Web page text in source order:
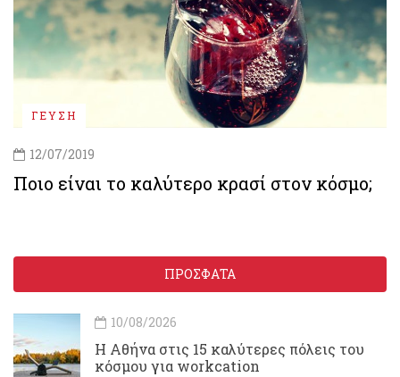
ΓΕΥΣΗ
12/07/2019
Ποιο είναι το καλύτερο κρασί στον κόσμο;
ΠΡΟΣΦΑΤΑ
10/08/2026
Η Αθήνα στις 15 καλύτερες πόλεις του
κόσμου για workcation